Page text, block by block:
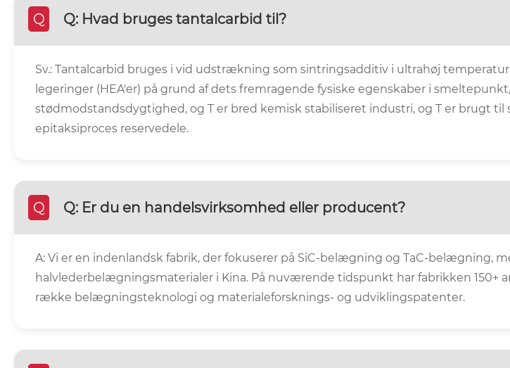
Q Q: Hvad bruges tantalcarbid til?
Sv.: Tantalcarbid bruges i vid udstrækning som sintringsadditiv i ultrahøj
legeringer (HEA'er) på grund af dets fremragende fysiske egenskaber i
stødmodstandsdygtighed, og T er bred kemisk stabiliseret industri, og T er brugt
epitaksiproces reservedele.
Q Q: Er du en handelsvirksomhed eller producent?
A: Vi er en indenlandsk fabrik, der fokuserer på SiC-belægning og TaC-belægning,
halvlederbelægningsmaterialer i Kina. På nuværende tidspunkt har fabrikken 150+
række belægningsteknologi og materialeforsknings- og udviklingspatenter.